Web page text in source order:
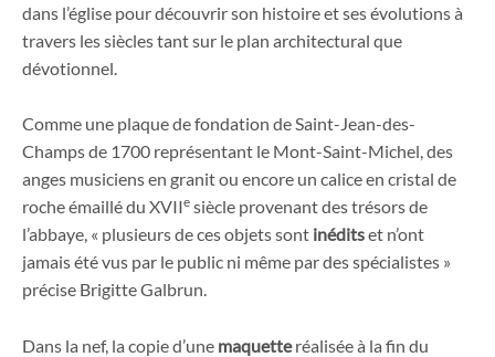
dans l’église pour découvrir son histoire et ses évolutions à
travers les siècles tant sur le plan architectural que
dévotionnel.
Comme une plaque de fondation de Saint-Jean-des-
Champs de 1700 représentant le Mont-Saint-Michel, des
anges musiciens en granit ou encore un calice en cristal de
roche émaillé du XVIIe siècle provenant des trésors de
l’abbaye, « plusieurs de ces objets sont inéditset n’ont
jamais été vus par le public ni même par des spécialistes »
précise Brigitte Galbrun.
Dans la nef, la copie d’une maquetteréalisée à la fin du